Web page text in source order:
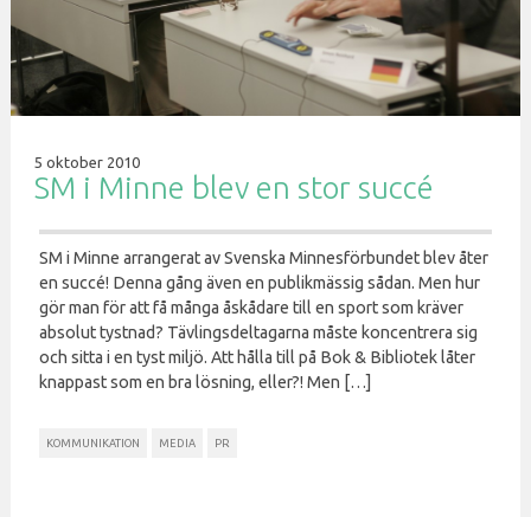
5 oktober 2010
SM i Minne blev en stor succé
SM i Minne arrangerat av Svenska Minnesförbundet blev åter
en succé! Denna gång även en publikmässig sådan. Men hur
gör man för att få många åskådare till en sport som kräver
absolut tystnad? Tävlingsdeltagarna måste koncentrera sig
och sitta i en tyst miljö. Att hålla till på Bok & Bibliotek låter
knappast som en bra lösning, eller?! Men […]
KOMMUNIKATION MEDIA PR